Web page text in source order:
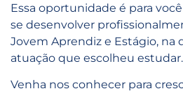
Essa oportunidade é para
se desenvolver
Jovem Aprendiz e Estágio, na
atuação que escolheu estudar.
Venha nos conhecer para